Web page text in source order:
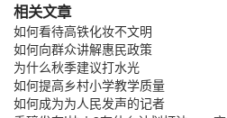
相关文章
如何看待高铁化妆不文明
如何向群众讲解惠民政策
为什么秋季建议打水光
如何提高乡村小学教学质量
如何成为为人民发声的记者